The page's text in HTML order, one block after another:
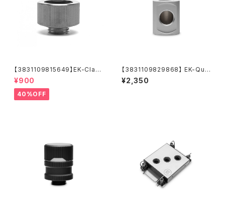
【3831109815649】EK-Class
ic HDC 16 - Black Nickel
¥900
40%OFF
【3831109829868】 EK-Qua
ntum Torque Splitter 3F T
- Satin Titanium
¥2,350